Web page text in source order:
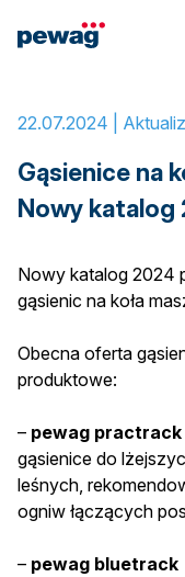
22.07.2024 |
Gąsienice na
Nowy katalog
Nowy katalog 2024
gąsienic na koła
Obecna oferta
produktowe:
– pewag practrack
gąsienice do
leśnych,
ogniw łączących
– pewag bluetrack